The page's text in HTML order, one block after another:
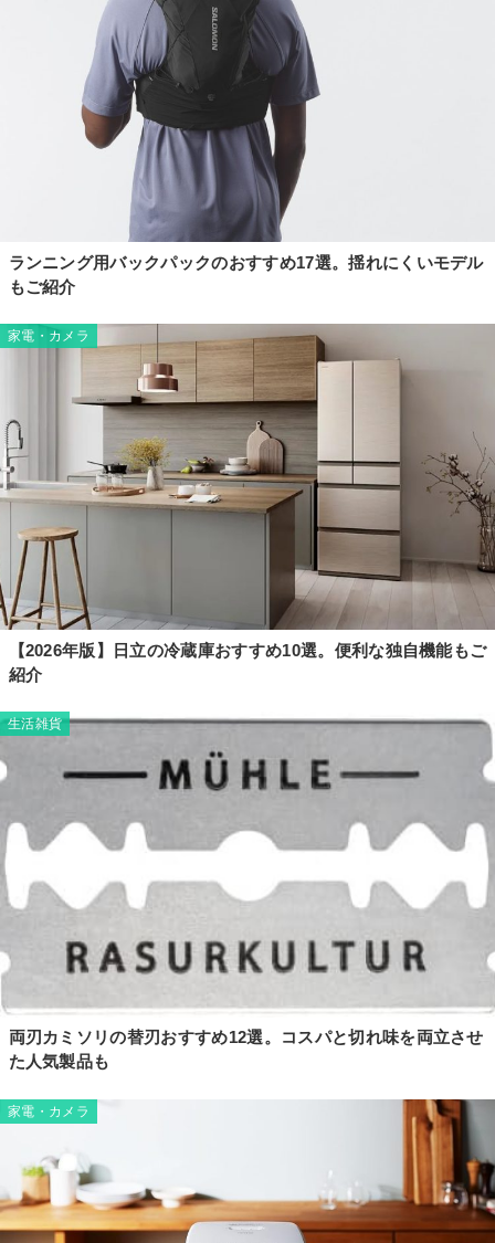
ランニング用バックパックのおすすめ17選。揺れにくいモデル
もご紹介
家電・カメラ
【2026年版】日立の冷蔵庫おすすめ10選。便利な独自機能もご
紹介
生活雑貨
両刃カミソリの替刃おすすめ12選。コスパと切れ味を両立させ
た人気製品も
家電・カメラ